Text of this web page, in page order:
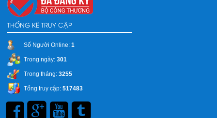
THỐNG KÊ TRUY CẬP
Số Người Online: 1
Trong ngày: 301
Trong tháng: 3255
Tổng truy cập: 517483